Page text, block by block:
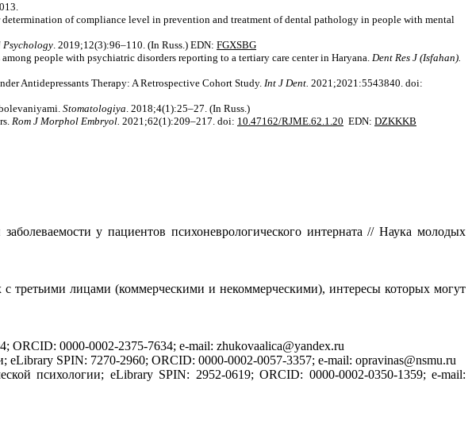
of compliance level in prevention and treatment of dental pathology in people with mental
Psychology. 2019;12(3):96–110. (In Russ.) EDN: FGXSBG
people with psychiatric disorders reporting to a tertiary care center in Haryana. Dent Res J (Isfahan).
Antidepressants Therapy: A Retrospective Cohort Study. Int J Dent. 2021;2021:5543840. doi:
Stomatologiya. 2018;4(1):25–27. (In Russ.)
Rom J Morphol Embryol. 2021;62(1):209–217. doi: 10.47162/RJME.62.1.20 EDN: DZKKKB
у пациентов психоневрологического интерната // Наука молодых
третьими лицами (коммерческими и некоммерческими), интересы которых могут
ORCID: 0000-0002-2375-7634; e-mail: zhukovaalica@yandex.ru
eLibrary SPIN: 7270-2960; ORCID: 0000-0002-0057-3357; e-mail: opravinas@nsmu.ru
психологии; eLibrary SPIN: 2952-0619; ORCID: 0000-0002-0350-1359; e-mail: